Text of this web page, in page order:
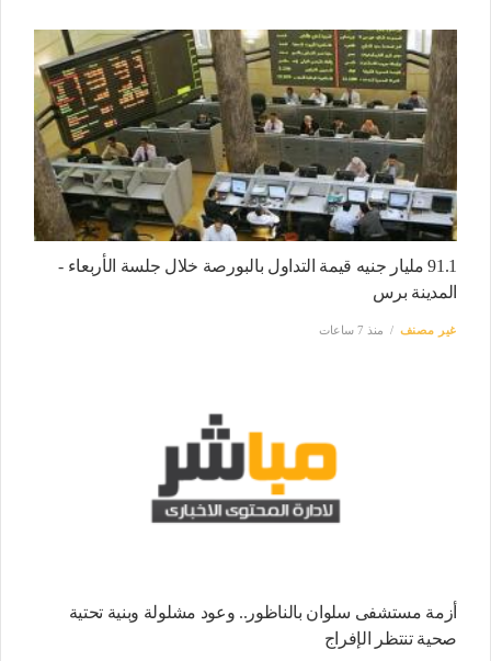
91.1 مليار جنيه قيمة التداول بالبورصة خلال جلسة الأربعاء -
المدينة برس
غير مصنف منذ 7 ساعات
أزمة مستشفى سلوان بالناظور.. وعود مشلولة وبنية تحتية
صحية تنتظر الإفراج